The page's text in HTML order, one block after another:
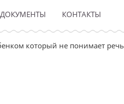
ДОКУМЕНТЫ КОНТАКТЫ
который не понимает речь